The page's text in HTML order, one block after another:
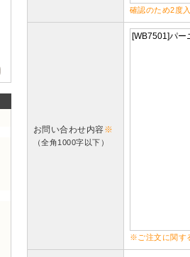
確認のため2度
お問い合わせ内容※
（全角1000字以下）
※ご注文に関す